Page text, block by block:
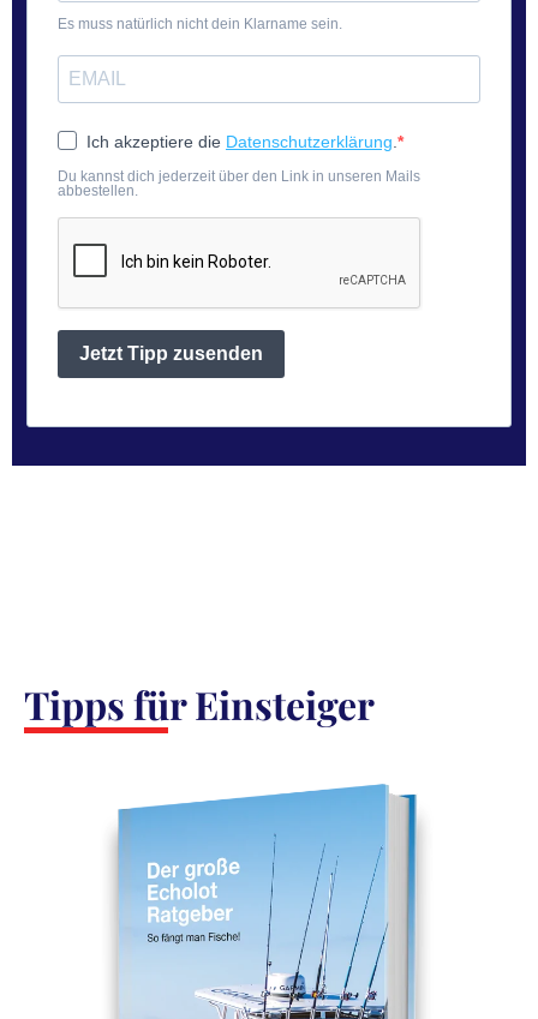
Es muss natürlich nicht dein Klarname sein.
Ich akzeptiere die Datenschutzerklärung
Du kannst dich jederzeit über den Link in unseren Mails
abbestellen.
Jetzt Tipp zusenden
Tipps für Einsteiger